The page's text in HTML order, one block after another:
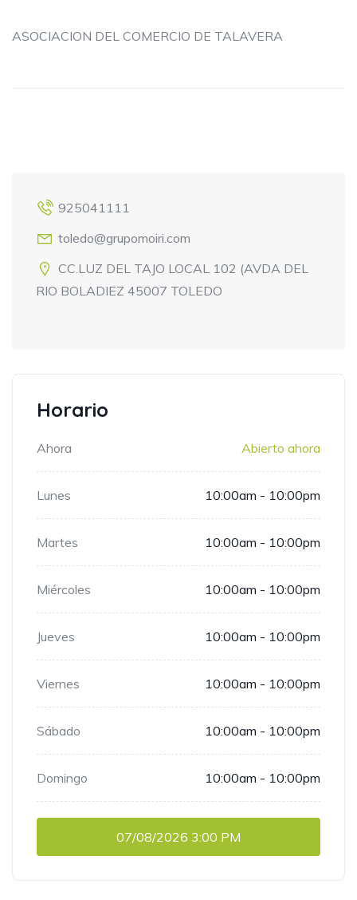
ASOCIACION DEL COMERCIO DE TALAVERA
925041111
toledo@grupomoiri.com
CC.LUZ DEL TAJO LOCAL 102 (AVDA DEL
RIO BOLADIEZ 45007 TOLEDO
Horario
Ahora Abierto ahora
Lunes 10:00am - 10:00pm
Martes 10:00am - 10:00pm
Miércoles 10:00am - 10:00pm
Jueves 10:00am - 10:00pm
Viernes 10:00am - 10:00pm
Sábado 10:00am - 10:00pm
Domingo 10:00am - 10:00pm
07/08/2026 3:00 PM